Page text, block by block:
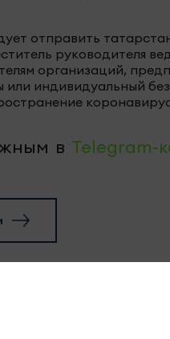
отправить
руководителя
организаций,
индивидуальный
в Telegram-